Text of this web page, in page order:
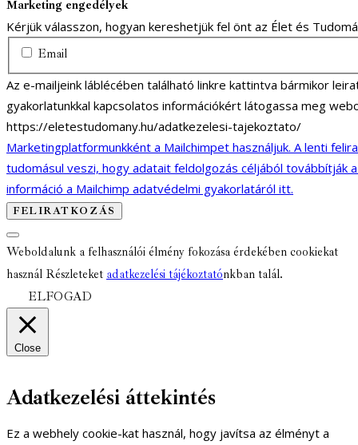
Marketing engedélyek
Kérjük válasszon, hogyan kereshetjük fel önt az Élet és
Email
Az e-mailjeink láblécében található linkre kattintva bármikor
gyakorlatunkkal kapcsolatos információkért látogassa meg
https://eletestudomany.hu/adatkezelesi-tajekoztato/
Marketingplatformunkként a Mailchimpet használjuk. A lenti
tudomásul veszi, hogy adatait feldolgozás céljából továbbítják
információ a Mailchimp adatvédelmi gyakorlatáról itt.
Weboldalunk a felhasználói élmény fokozása érdekében cookiekat
használ Részleteket adatkezelési tájékoztatónkban talál.
ELFOGAD
Close
Adatkezelési áttekintés
Ez a webhely cookie-kat használ, hogy javítsa az élményt a